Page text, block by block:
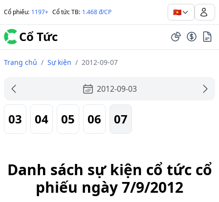
Cổ phiếu: 1197+ Cổ tức TB: 1.468 đ/CP 🇻🇳
Cổ Tức
Trang chủ / Sự kiện / 2012-09-07
2012-09-03
03 04 05 06 07
Danh sách sự kiện cổ tức cổ
phiếu ngày 7/9/2012